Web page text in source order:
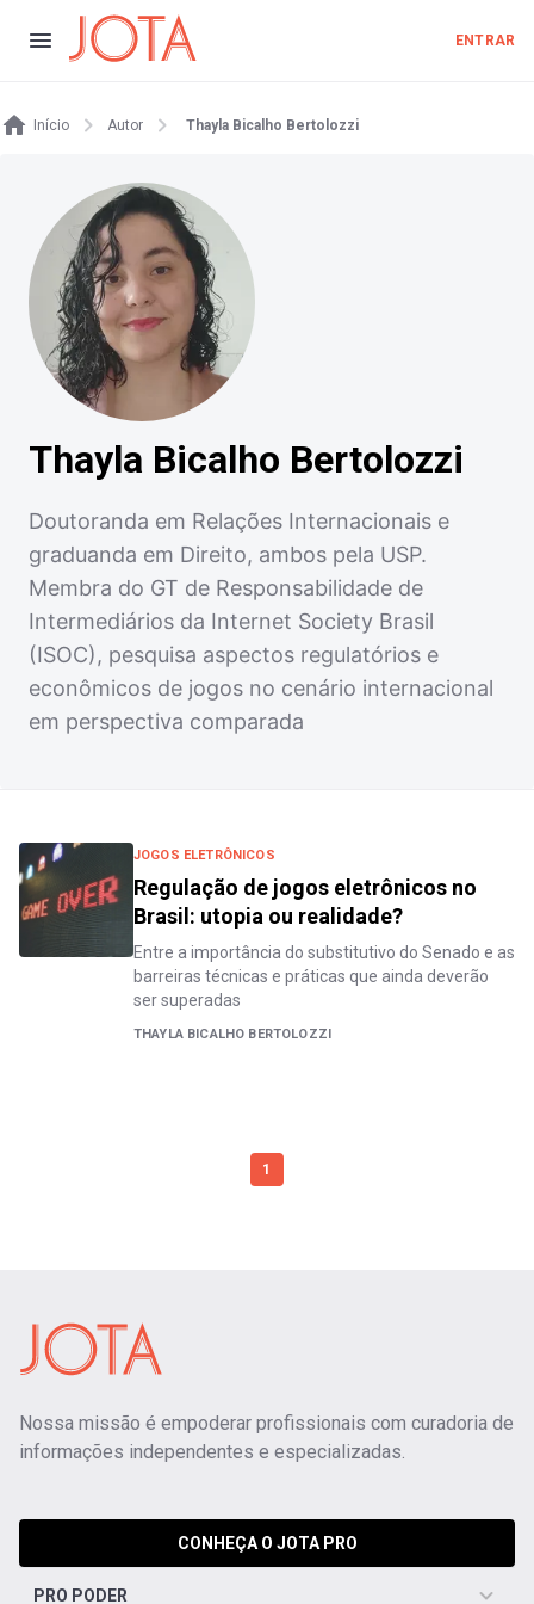
ENTRAR
Início Autor Thayla Bicalho Bertolozzi
Thayla Bicalho Bertolozzi
Doutoranda em Relações Internacionais e
graduanda em Direito, ambos pela USP.
Membra do GT de Responsabilidade de
Intermediários da Internet Society Brasil
(ISOC), pesquisa aspectos regulatórios e
econômicos de jogos no cenário internacional
em perspectiva comparada
JOGOS ELETRÔNICOS
Regulação de jogos eletrônicos no
Brasil: utopia ou realidade?
Entre a importância do substitutivo do Senado e as
barreiras técnicas e práticas que ainda deverão
ser superadas
THAYLA BICALHO BERTOLOZZI
1
Nossa missão é empoderar profissionais com curadoria de
informações independentes e especializadas.
CONHEÇA O JOTA PRO
PRO PODER